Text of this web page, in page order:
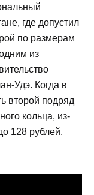
где допустил
по размерам
из
Удэ. Когда в
второй подряд
кольца, из-
128 рублей.